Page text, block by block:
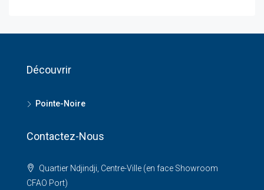
Découvrir
Pointe-Noire
Contactez-Nous
Quartier Ndjindji, Centre-Ville (en face Showroom
CFAO Port)